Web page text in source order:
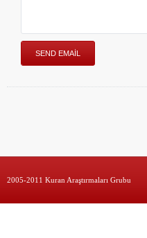
2005-2011 Kuran Araştırmaları Grubu